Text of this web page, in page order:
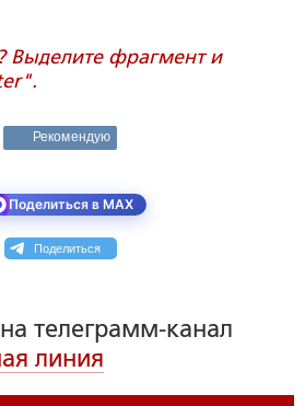
Выделите фрагмент и
Рекомендую
Поделиться в MAX
Поделиться
телеграмм-канал
линия